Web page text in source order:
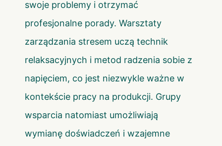
swoje problemy i otrzymać
profesjonalne porady. Warsztaty
zarządzania stresem uczą technik
relaksacyjnych i metod radzenia sobie z
napięciem, co jest niezwykle ważne w
kontekście pracy na produkcji. Grupy
wsparcia natomiast umożliwiają
wymianę doświadczeń i wzajemne